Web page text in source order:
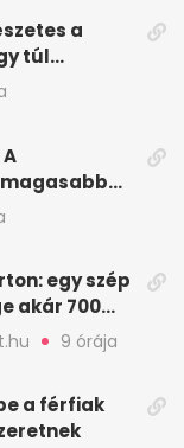
a
túl
egy szép
akár 700
9 órája
a férfiak